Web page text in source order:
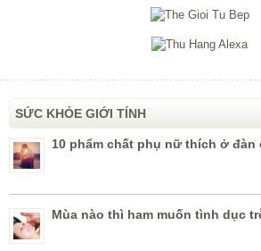
SỨC KHỎE GIỚI TÍNH
10 phẩm chất phụ nữ thích ở đàn
Mùa nào thì ham muốn tình dục